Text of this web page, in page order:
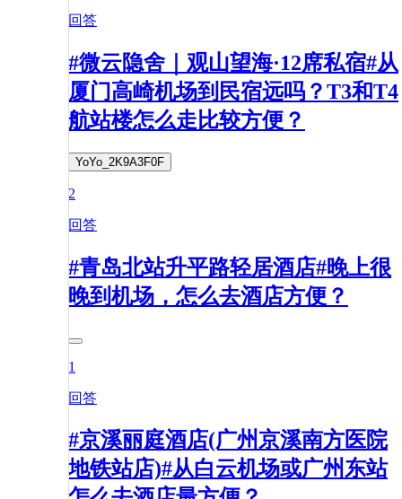
回答
#微云隐舍｜观山望海·12席私宿#从
厦门高崎机场到民宿远吗？T3和T4
航站楼怎么走比较方便？
YoYo_2K9A3F0F
2
回答
#青岛北站升平路轻居酒店#晚上很
晚到机场，怎么去酒店方便？
1
回答
#京溪丽庭酒店(广州京溪南方医院
地铁站店)#从白云机场或广州东站